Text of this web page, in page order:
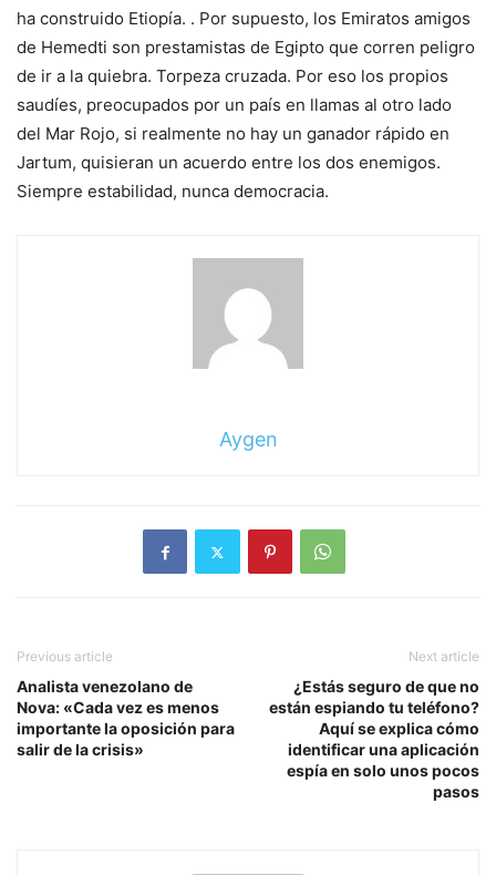
ha construido Etiopía. . Por supuesto, los Emiratos amigos
de Hemedti son prestamistas de Egipto que corren peligro
de ir a la quiebra. Torpeza cruzada. Por eso los propios
saudíes, preocupados por un país en llamas al otro lado
del Mar Rojo, si realmente no hay un ganador rápido en
Jartum, quisieran un acuerdo entre los dos enemigos.
Siempre estabilidad, nunca democracia.
Aygen
Previous article
Analista venezolano de
Nova: «Cada vez es menos
importante la oposición para
salir de la crisis»
Next article
¿Estás seguro de que no
están espiando tu teléfono?
Aquí se explica cómo
identificar una aplicación
espía en solo unos pocos
pasos